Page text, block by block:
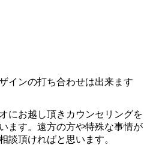
インの打ち合わせは出来ます
にお越し頂きカウンセリングを
ます。遠方の方や特殊な事情が
談頂ければと思います。